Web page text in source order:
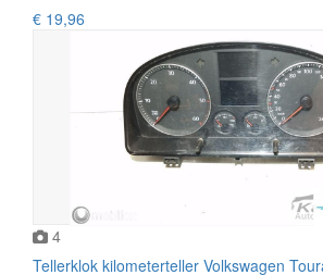
€ 19,96
4
Tellerklok kilometerteller Volkswagen